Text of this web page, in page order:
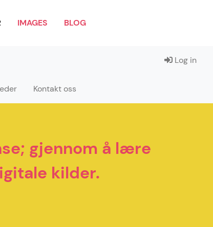
IMAGES BLOG
Log in
Kontakt oss
gjennom å lære
kilder.